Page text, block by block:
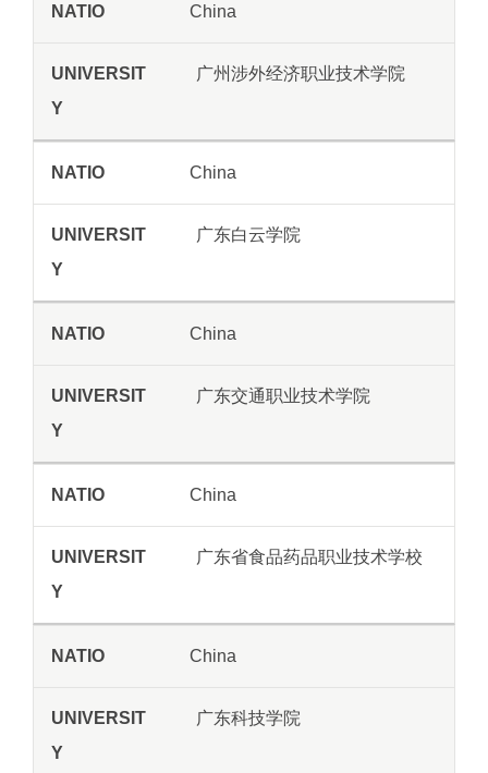
China
广州涉外经济职业技术学院
China
广东白云学院
China
广东交通职业技术学院
China
广东省食品药品职业技术学校
China
广东科技学院